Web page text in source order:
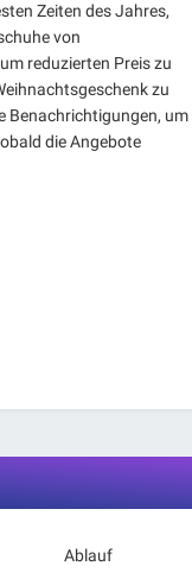
Zeiten des Jahres,
von
reduzierten Preis zu
zu
Benachrichtigungen, um
die Angebote
Ablauf